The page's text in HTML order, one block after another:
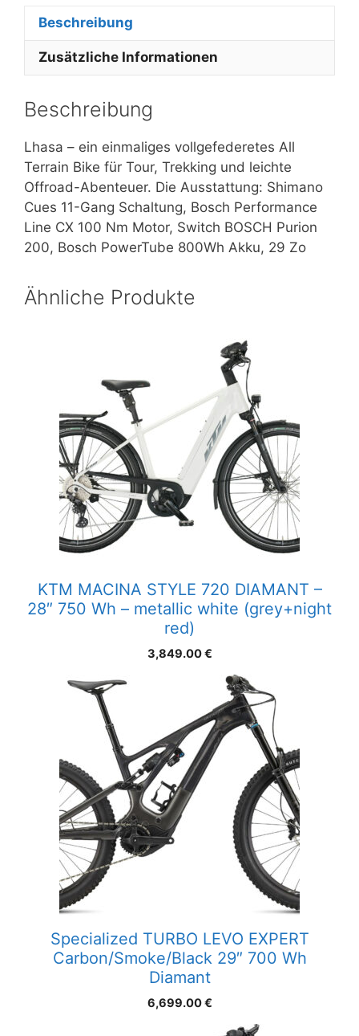
Beschreibung
Zusätzliche Informationen
Beschreibung
Lhasa – ein einmaliges vollgefederetes All
Terrain Bike für Tour, Trekking und leichte
Offroad-Abenteuer. Die Ausstattung: Shimano
Cues 11-Gang Schaltung, Bosch Performance
Line CX 100 Nm Motor, Switch BOSCH Purion
200, Bosch PowerTube 800Wh Akku, 29 Zo
Ähnliche Produkte
KTM MACINA STYLE 720 DIAMANT –
28″ 750 Wh – metallic white (grey+night
red)
3,849.00€
Specialized TURBO LEVO EXPERT
Carbon/Smoke/Black 29″ 700 Wh
Diamant
6,699.00€